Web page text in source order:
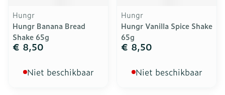
Hungr
Hungr Banana Bread
Shake 65g
€ 8,50
Niet beschikbaar
Hungr
Hungr Vanilla Spice Shake
65g
€ 8,50
Niet beschikbaar